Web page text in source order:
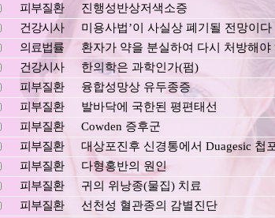
피부질환
진행성반상저색소증
건강시사
미용사법’이 사실상 폐기될 전망이다
의료법률
환자가 약을 분실하여 다시 처방해야
건강시사
한의학은 과학인가(펌)
피부질환
융합성망상 유두종증
피부질환
발바닥에 국한된 평편태선
피부질환
Cowden 증후군
피부질환
대상포진후 신경통에서 Duagesic 첩
피부질환
다형홍반의 원인
피부질환
귀의 위낭종(물집) 치료
피부질환
선천성 혈관종의 감별진단